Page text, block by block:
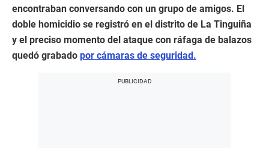
encontraban conversando con un grupo de amigos. El
doble homicidio se registró en el distrito de La Tinguiña
y el preciso momento del ataque con ráfaga de balazos
quedó grabado por cámaras de seguridad.